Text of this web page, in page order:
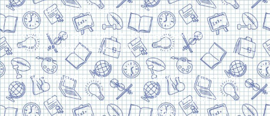
E-Mail: torsingplus@gmail.com
Інтернет-магазин Торсінг. Усі права захищені
© 2024. Розробка:Skill Unit
Про видавництво
Контакти
Оплата та доставка
Повернення та
обмін